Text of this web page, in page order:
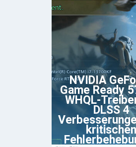
NVIDIA
Game Ready
WHQL-
DLSS 4
kritischen